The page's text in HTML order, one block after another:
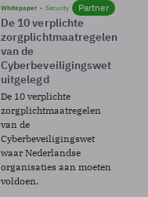
Whitepaper Security Partner
De 10 verplichte
zorgplichtmaatregelen
van de
Cyberbeveiligingswet
uitgelegd
De 10 verplichte
zorgplichtmaatregelen
van de
Cyberbeveiligingswet
waar Nederlandse
organisaties aan moeten
voldoen.